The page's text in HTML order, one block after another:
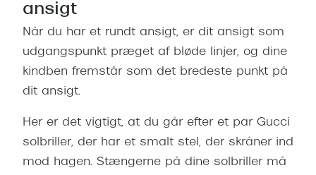
ansigt
Når du har et rundt ansigt, er dit ansigt som
udgangspunkt præget af bløde linjer, og dine
kindben fremstår som det bredeste punkt på
dit ansigt.
Her er det vigtigt, at du går efter et par Gucci
solbriller, der har et smalt stel, der skråner ind
mod hagen. Stængerne på dine solbriller må